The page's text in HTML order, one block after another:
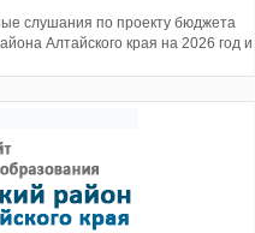
слушания по проекту бюджета
Алтайского края на 2026 год и